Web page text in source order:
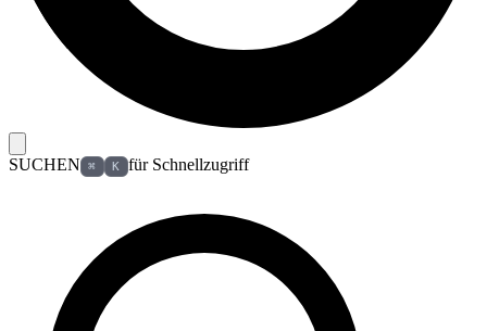
SUCHEN ⌘ K für Schnellzugriff